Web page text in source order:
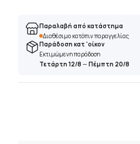
Παραλαβή από κατάστημα
Διαθέσιμο κατόπιν παραγγελίας
Παράδοση κατ 'οίκον
Εκτιμώμενη παράδοση
Τετάρτη 12/8 —Πέμπτη 20/8